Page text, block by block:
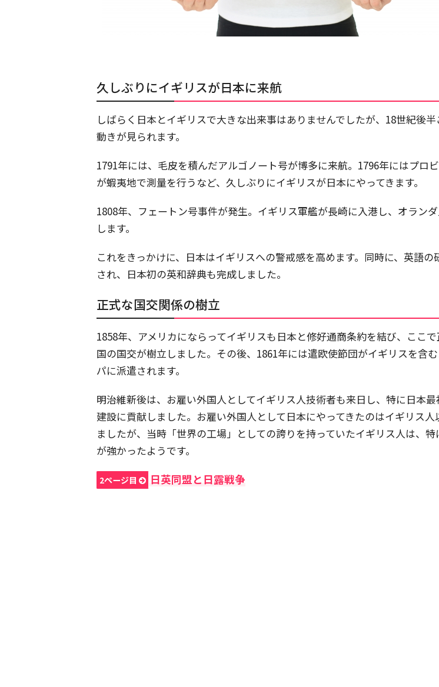
久しぶりにイギリスが日本に来航
しばらく日本とイギリスで大きな出来事はありませんでしたが、18世紀後半
動きが見られます。
1791年には、毛皮を積んだアルゴノート号が博多に来航。1796年にはプロ
が蝦夷地で測量を行うなど、久しぶりにイギリスが日本にやってきます。
1808年、フェートン号事件が発生。イギリス軍艦が長崎に入港し、オラン
します。
これをきっかけに、日本はイギリスへの警戒感を高めます。同時に、英語の
され、日本初の英和辞典も完成しました。
正式な国交関係の樹立
1858年、アメリカにならってイギリスも日本と修好通商条約を結び、ここ
国の国交が樹立しました。その後、1861年には遣欧使節団がイギリスを含
パに派遣されます。
明治維新後は、お雇い外国人としてイギリス人技術者も来日し、特に日本
建設に貢献しました。お雇い外国人として日本にやってきたのはイギリス人
ましたが、当時「世界の工場」としての誇りを持っていたイギリス人は、
が強かったようです。
2ページ目 日英同盟と日露戦争